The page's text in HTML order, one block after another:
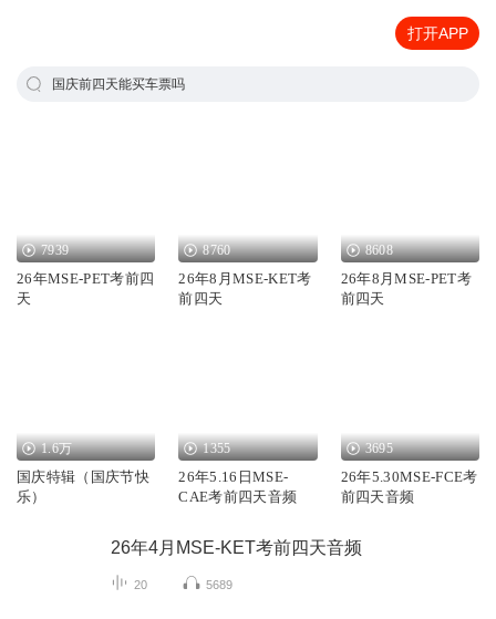
打开APP
国庆前四天能买车票吗
7939
26年MSE-PET考前四
天
8760
26年8月MSE-KET考
前四天
8608
26年8月MSE-PET考
前四天
1.6万
国庆特辑（国庆节快
乐）
1355
26年5.16日MSE-
CAE考前四天音频
3695
26年5.30MSE-FCE考
前四天音频
26年4月MSE-KET考前四天音频
20 5689